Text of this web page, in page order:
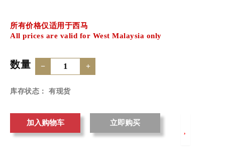
所有价格仅适用于西马
All prices are valid for West Malaysia only
数量 − +
库存状态： 有现货
加入购物车